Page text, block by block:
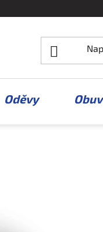
Oděvy Obuv